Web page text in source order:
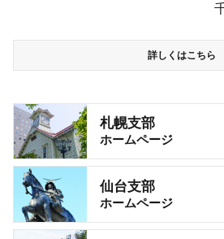
詳しくはこちら
札幌支部
ホームページ
仙台支部
ホームページ